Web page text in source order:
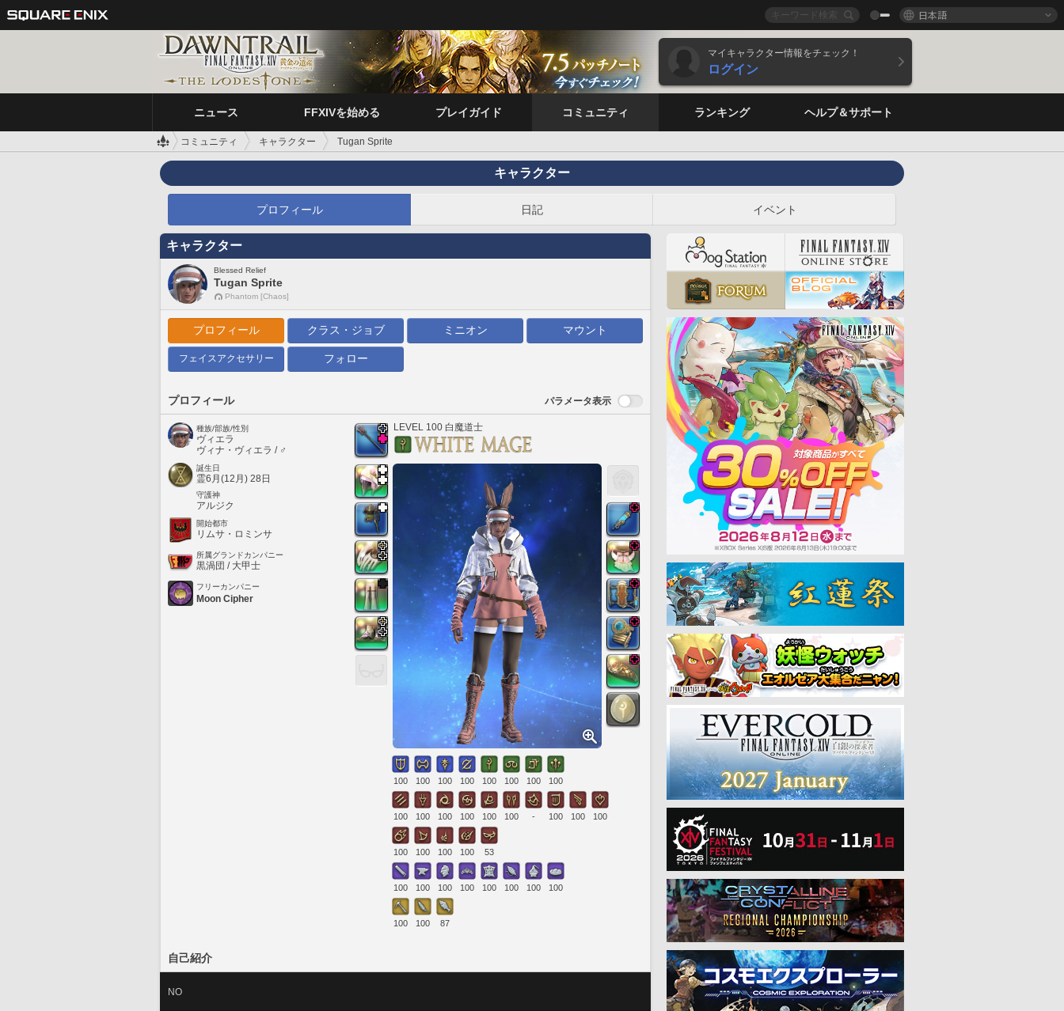
日本語
マイキャラクター情報をチェック！
ログイン
ニュース FFXIVを始める プレイガイド コミュニティ ランキング ヘルプ＆サポート
コミュニティ キャラクター Tugan Sprite
キャラクター
プロフィール 日記 イベント
キャラクター
Blessed Relief
Tugan Sprite
Phantom [Chaos]
プロフィール クラス・ジョブ ミニオン マウント
フェイスアクセサリー フォロー
プロフィール パラメータ表示
種族/部族/性別
ヴィエラ
ヴィナ・ヴィエラ / ♂
誕生日
霊6月(12月) 28日
守護神
アルジク
開始都市
リムサ・ロミンサ
所属グランドカンパニー
黒渦団 / 大甲士
フリーカンパニー
Moon Cipher
LEVEL 100 白魔道士
100 100 100 100 100 100 100 100
100 100 100 100 100 100 - 100 100 100
100 100 100 100 53
100 100 100 100 100 100 100 100
100 100 87
自己紹介
NO